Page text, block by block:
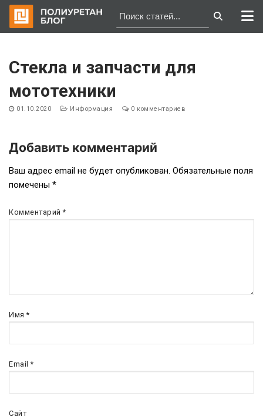
содержимому
Стекла и запчасти для
мототехники
01.10.2020 Информация 0 комментариев
Навигация
по
записям
Добавить комментарий
Ваш адрес email не будет опубликован. Обязательные поля
помечены *
Комментарий*
Имя*
Email*
Сайт